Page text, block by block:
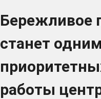
Бережливое
станет
работы